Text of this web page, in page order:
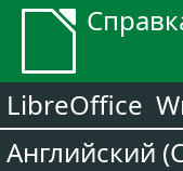
LibreOffice
Английский